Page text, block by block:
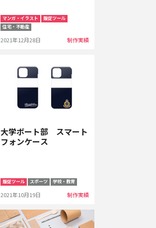
マンガ・イラスト
販促ツール
住宅・不動産
2021年12月28日 制作実績
大学ボート部 スマート
フォンケース
販促ツール スポーツ 学校・教育
2021年10月19日 制作実績